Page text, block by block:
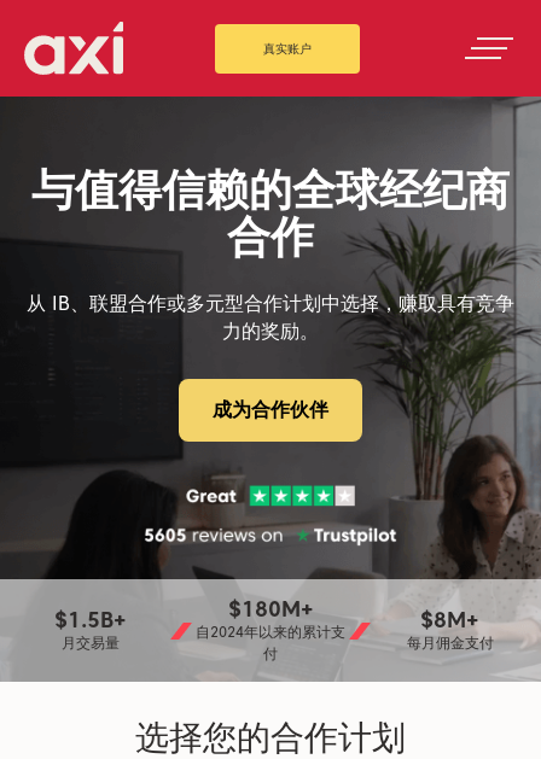
真实账户
与值得信赖的全球经纪商
合作
从 IB、联盟合作或多元型合作计划中选择，赚取具有竞争
力的奖励。
成为合作伙伴
$1.5B+
月交易量
$180M+
自2024年以来的累计支
付
$8M+
每月佣金支付
选择您的合作计划